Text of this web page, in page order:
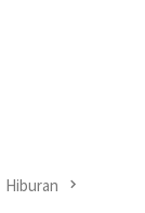
Hiburan